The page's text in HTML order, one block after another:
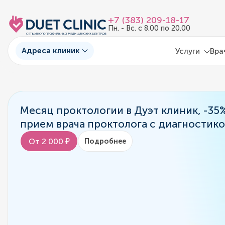
+7 (383) 209-18-17
Пн. - Вс. с 8.00 по 20.00
Адреса клиник Услуги
Месяц проктологии в Дуэт клиник, -
прием врача проктолога с
От 2 000 ₽ Подробнее